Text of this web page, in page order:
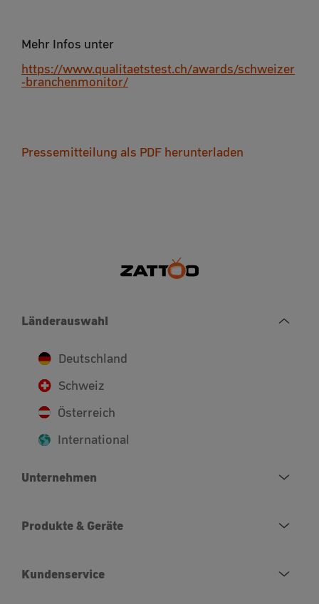
Mehr Infos unter
https://www.qualitaetstest.ch/awards/schweizer
-branchenmonitor/
Pressemitteilung als PDF herunterladen
Länderauswahl
Deutschland
Schweiz
Österreich
International
Unternehmen
Produkte & Geräte
Kundenservice